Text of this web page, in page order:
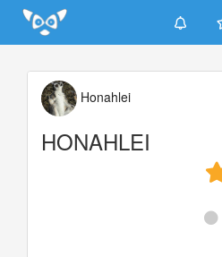
Update cookies preferences
Honahlei
HONAHLEI